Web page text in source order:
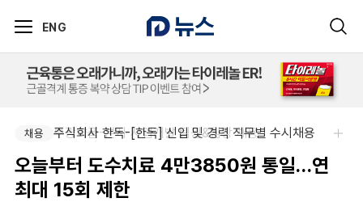
ENG
채용 부광약품-본사 사업개발 팀원&팀장 채용
채용 주식회사 한독-[한독] 신입 및 경력 직무별 수시채용
오늘부터 도수치료 4만3850원 통일…연
최대 15회 제한